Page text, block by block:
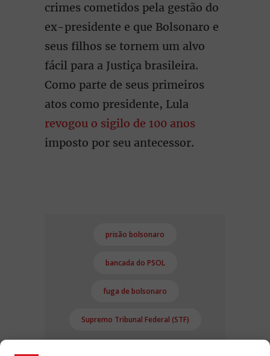
crimes cometidos pela gestão do
ex-presidente e que Bolsonaro e
seus filhos se tornem um alvo
fácil para a Justiça brasileira.
Como parte de seus primeiros
atos como presidente, Lula
revogou o sigilo de 100 anos
imposto por seu antecessor.
prisão bolsonaro
bancada do PSOL
fuga de bolsonaro
Supremo Tribunal Federal (STF)